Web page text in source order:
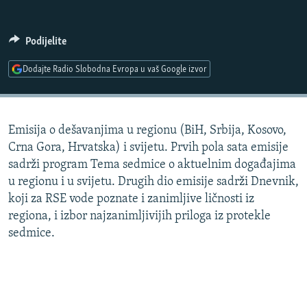
DNEVNO@RSE
SPECIJALI RSE
POPLAVE I KLIZIŠTA U BIH 2024.
TV LIBERTY
POST SCRIPTUM
MOJA EVROPA
TRI DECENIJE OD RATA U BIH
PRATITE NAS
Sve RFE/RL stranice
Podijelite
Dodajte Radio Slobodna Evropa u vaš Google izvor
Emisija o dešavanjima u regionu (BiH, Srbija, Kosovo,
Crna Gora, Hrvatska) i svijetu. Prvih pola sata emisije
sadrži program Tema sedmice o aktuelnim događajima
u regionu i u svijetu. Drugih dio emisije sadrži Dnevnik,
koji za RSE vode poznate i zanimljive ličnosti iz
regiona, i izbor najzanimljivijih priloga iz protekle
sedmice.